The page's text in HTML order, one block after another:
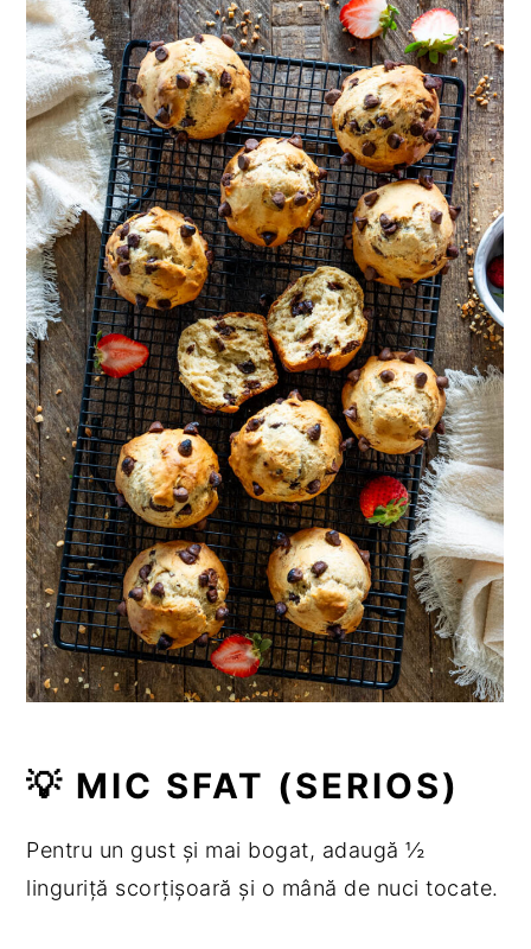
💡 MIC SFAT (SERIOS)
Pentru un gust și mai bogat, adaugă ½
linguriță scorțișoară și o mână de nuci tocate.